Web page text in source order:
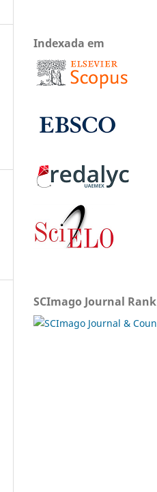
Indexada em
SCImago Journal Rank